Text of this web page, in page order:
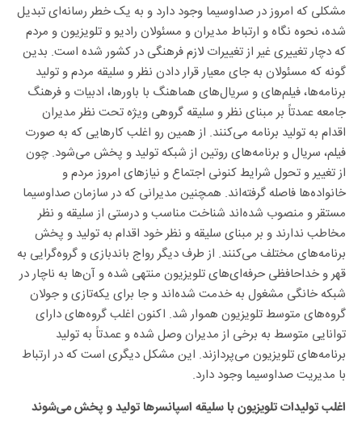
مشکلی که امروز در صداوسیما وجود دارد و به یک خطر رسانه‌ای تبدیل
شده، نحوه نگاه و ارتباط مدیران و مسئولان رادیو و تلویزیون و مردم
که دچار تغییری غیر از تغییرات لازم فرهنگی در کشور شده است. بدین
گونه که مسئولان به جای معیار قرار دادن نظر و سلیقه مردم و تولید
برنامه‌ها، فیلم‌های و سریال‌های هماهنگ با باورها، ادبیات و فرهنگ
جامعه عمدتاً بر مبنای نظر و سلیقه گروهی ویژه تحت نظر مدیران
اقدام به تولید برنامه می‌کنند. از همین رو اغلب کارهایی که به صورت
فیلم، سریال و برنامه‌های روتین از شبکه تولید و پخش می‌شود. چون
از تغییر و تحول شرایط کنونی اجتماع و نیازهای امروز مردم و
خانواده‌ها فاصله گرفته‌اند. همچنین مدیرانی که در سازمان صداوسیما
مستقر و منصوب شده‌اند شناخت مناسب و درستی از سلیقه و نظر
مخاطب ندارند و بر مبنای سلیقه و نظر خود اقدام به تولید و پخش
برنامه‌های مختلف می‌کنند. از طرف دیگر رواج باندبازی و گروه‌گرایی به
قهر و خداحافظی حرفه‌ای‌های تلویزیون منتهی شده و آن‌ها به ناچار در
شبکه خانگی مشغول به خدمت شده‌اند و جا برای یکه‌تازی و جولان
گروه‌های متوسط تلویزیون هموار شد. اکنون اغلب گروه‌های دارای
توانایی متوسط به برخی از مدیران وصل شده و عمدتاً به تولید
برنامه‌های تلویزیون می‌پردازند. این مشکل دیگری است که در ارتباط
با مدیریت صداوسیما وجود دارد.
اغلب تولیدات تلویزیون با سلیقه اسپانسرها تولید و پخش می‌شوند